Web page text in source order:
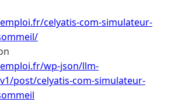
celyatis-com-simulateur-
wp-json/llm-
post/celyatis-com-simulateur-